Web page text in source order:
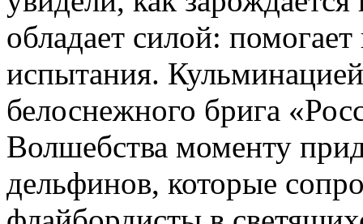
обладает силой:
испытания.
белоснежного брига
Волшебства моменту
дельфинов, которые